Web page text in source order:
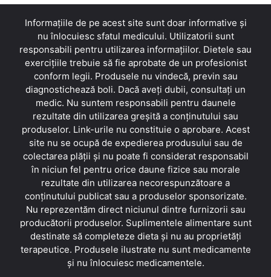
Informațiile de pe acest site sunt doar informative și
nu înlocuiesc sfatul medicului. Utilizatorii sunt
responsabili pentru utilizarea informațiilor. Dietele sau
exercițiile trebuie să fie aprobate de un profesionist
conform legii. Produsele nu vindecă, previn sau
diagnostichează boli. Dacă aveți dubii, consultați un
medic. Nu suntem responsabili pentru daunele
rezultate din utilizarea greșită a conținutului sau
produselor. Link-urile nu constituie o aprobare. Acest
site nu se ocupă de expedierea produsului sau de
colectarea plății și nu poate fi considerat responsabil
în niciun fel pentru orice daune fizice sau morale
rezultate din utilizarea necorespunzătoare a
conținutului publicat sau a produselor sponsorizate.
Nu reprezentăm direct niciunul dintre furnizorii sau
producătorii produselor. Suplimentele alimentare sunt
destinate să completeze dieta și nu au proprietăți
terapeutice. Produsele ilustrate nu sunt medicamente
și nu înlocuiesc medicamentele.